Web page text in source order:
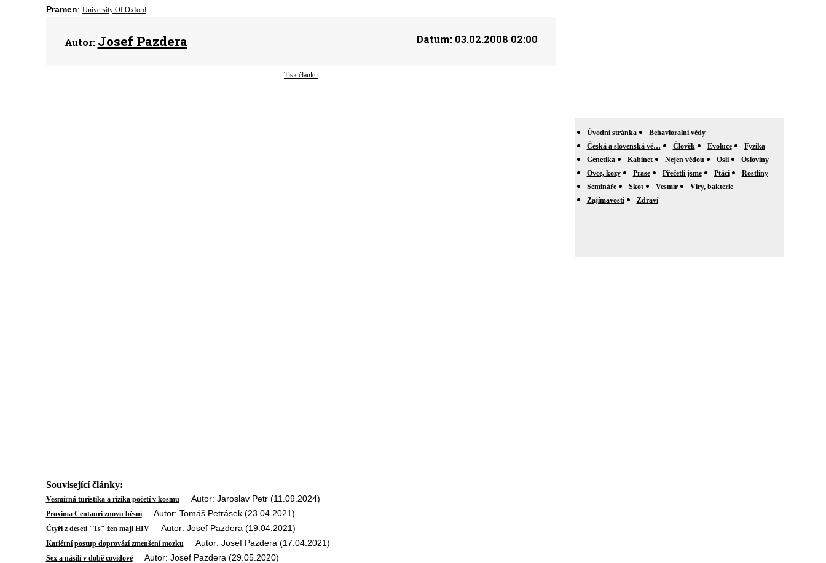
Pramen: University Of Oxford
Autor: Josef Pazdera Datum:03.02.2008 02:00
Tisk článku
Související články:
Vesmírná turistika a rizika početí v kosmu Autor: Jaroslav Petr (11.09.2024)
Proxima Centauri znovu běsníAutor: Tomáš Petrásek (23.04.2021)
Čtyři z deseti "Ts" žen mají HIVAutor: Josef Pazdera (19.04.2021)
Kariérní postup doprovází zmenšení mozku Autor: Josef Pazdera (17.04.2021)
Sex a násilí v době covidovéAutor: Josef Pazdera (29.05.2020)
Úvodní stránka
Behavioralni vědy
Česká a slovenská vě…
Člověk Evoluce
Fyzika
Genetika
Kabinet Nejen vědou Osli
Osloviny
Ovce, kozy
Prase Přečetli jsme Ptáci
Rostliny
Semináře
Skot Vesmír
Viry, bakterie
Zajímavosti
Zdraví